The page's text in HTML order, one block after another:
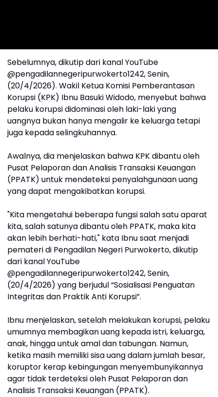
Sebelumnya, dikutip dari kanal YouTube
@pengadilannegeripurwokerto1242, Senin,
(20/4/2026). Wakil Ketua Komisi Pemberantasan
Korupsi (KPK) Ibnu Basuki Widodo, menyebut bahwa
pelaku korupsi didominasi oleh laki-laki yang
uangnya bukan hanya mengalir ke keluarga tetapi
juga kepada selingkuhannya.
Awalnya, dia menjelaskan bahwa KPK dibantu oleh
Pusat Pelaporan dan Analisis Transaksi Keuangan
(PPATK) untuk mendeteksi penyalahgunaan uang
yang dapat mengakibatkan korupsi.
"Kita mengetahui beberapa fungsi salah satu aparat
kita, salah satunya dibantu oleh PPATK, maka kita
akan lebih berhati-hati," kata Ibnu saat menjadi
pemateri di Pengadilan Negeri Purwokerto, dikutip
dari kanal YouTube
@pengadilannegeripurwokerto1242, Senin,
(20/4/2026) yang berjudul “Sosialisasi Penguatan
Integritas dan Praktik Anti Korupsi”.
Ibnu menjelaskan, setelah melakukan korupsi, pelaku
umumnya membagikan uang kepada istri, keluarga,
anak, hingga untuk amal dan tabungan. Namun,
ketika masih memiliki sisa uang dalam jumlah besar,
koruptor kerap kebingungan menyembunyikannya
agar tidak terdeteksi oleh Pusat Pelaporan dan
Analisis Transaksi Keuangan (PPATK).